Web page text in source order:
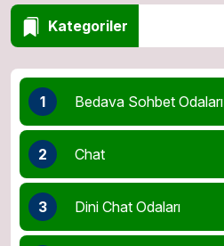
Kategoriler
1 Bedava Sohbet Odaları
2 Chat
3 Dini Chat Odaları